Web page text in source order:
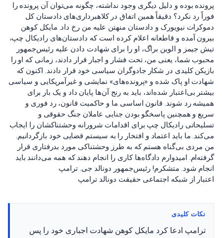
پرونده بوده و دلیل دیگری وجود نداشته، چگونه می‌توان آن پرونده را
فوراً رد نکرد؟ دقیقاً همین اتفاق در کلاهبرداری‌های دادستان کل
دموکرات نیویورک و دادستان منهتن علیه من رخ داد. مایکل کوهن
بیرون آمده و قاطعانه اعلام کرده است که دادستان‌های رادیکال چپ،
تیش جیمز و الوین براگ، او را برای شهادت دادن علیه رئیس‌جمهور
محبوب شما، یعنی من، تحت فشار و اجبار قرار دادند، زمانی که او را
بازیکن کلیدی در شکار جادوگران سیاسی خود قرار دادند. اکنون که
شهادت او پاک شده و «پرونده‌های» نمایشی و غیرآمریکایی و سیاسی
بیشتر بی‌اعتبار شده‌اند، باید به رنج آن‌ها پایان داد و یک بار برای
همیشه رد شوند. قانون اساسی ما و حاکمیت قانون، رد فوری و
سریع و همچنین پاسخگو بودن جنایی عاملان جنگ حقوقی و
تسلیحاتی رادیکال چپ برای اقدامات شرورانه وحشتناکشان را ایجاب
می‌کند. ما باید اعتماد و افتخار را به سیستم قضایی خود بازگردانیم.
من مردی بی‌گناه هستم که به طرز وحشتناکی مورد بدرفتاری قرار
گرفته‌ام. امیدوارم دادگاه‌ها کاری را انجام دهند که همه می‌دانند باید
انجام شود. متشکرم! رئیس‌جمهور دونالد جی. ترامپ
اعتبار از شبکه اجتماعی حقیقت دونالد ترامپ
نکات کلیدی
ترامپ ادعا کرد مایکل کوهن شهادت اجباری خود را پس